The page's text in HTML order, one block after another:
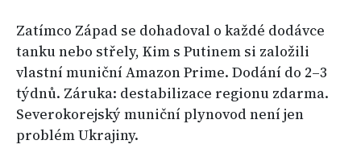
Zatímco Západ se dohadoval o každé dodávce
tanku nebo střely, Kim s Putinem si založili
vlastní muniční Amazon Prime. Dodání do 2–3
týdnů. Záruka: destabilizace regionu zdarma.
Severokorejský muniční plynovod není jen
problém Ukrajiny.